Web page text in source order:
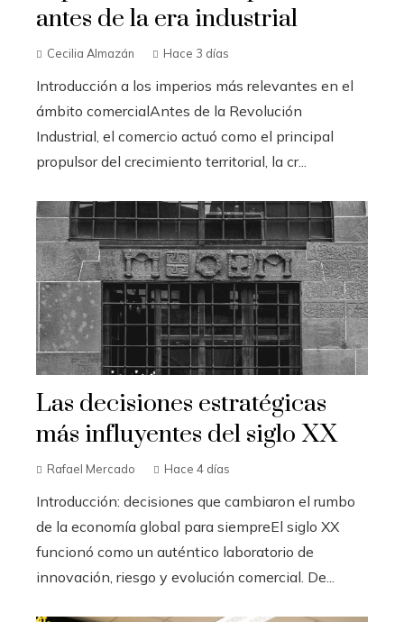
antes de la era industrial
Cecilia Almazán Hace 3 días
Introducción a los imperios más relevantes en el
ámbito comercialAntes de la Revolución
Industrial, el comercio actuó como el principal
propulsor del crecimiento territorial, la cr...
Las decisiones estratégicas
más influyentes del siglo XX
Rafael Mercado Hace 4 días
Introducción: decisiones que cambiaron el rumbo
de la economía global para siempreEl siglo XX
funcionó como un auténtico laboratorio de
innovación, riesgo y evolución comercial. De...